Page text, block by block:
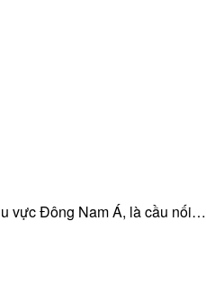
vực Đông Nam Á, là cầu nối…